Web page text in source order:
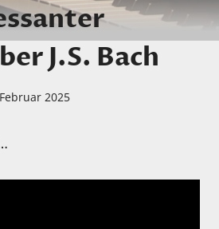
J.S. Bach
2025